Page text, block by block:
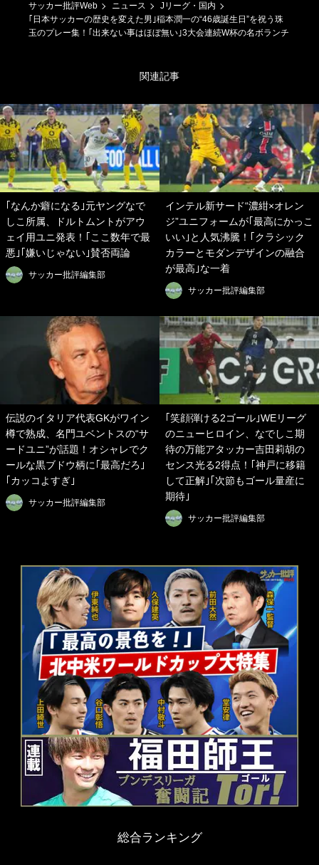
サッカー批評Web ニュース
Jリーグ・国内
｢日本サッカーの歴史を変えた男｣稲本潤一の“46歳誕生日”を祝う珠
玉のプレー集！｢出来ない事はほぼ無い｣3大会連続W杯の名ボランチ
関連記事
｢なんか癖になる｣元ヤングなで
しこ所属、ドルトムントがアウ
ェイ用ユニ発表！｢ここ数年で最
悪｣｢嫌いじゃない｣賛否両論
サッカー批評編集部
インテル新サード“濃紺×オレン
ジ”ユニフォームが｢最高にかっこ
いい｣と人気沸騰！｢クラシック
カラーとモダンデザインの融合
が最高｣な一着
サッカー批評編集部
伝説のイタリア代表GKがワイン
樽で熟成、名門ユベントスの“サ
ードユニ”が話題！オシャレでク
ールな黒ブドウ柄に｢最高だろ｣
｢カッコよすぎ｣
サッカー批評編集部
｢笑顔弾ける2ゴール｣WEリーグ
のニューヒロイン、なでしこ期
待の万能アタッカー吉田莉胡の
センス光る2得点！｢神戸に移籍
して正解｣｢次節もゴール量産に
期待｣
サッカー批評編集部
総合ランキング